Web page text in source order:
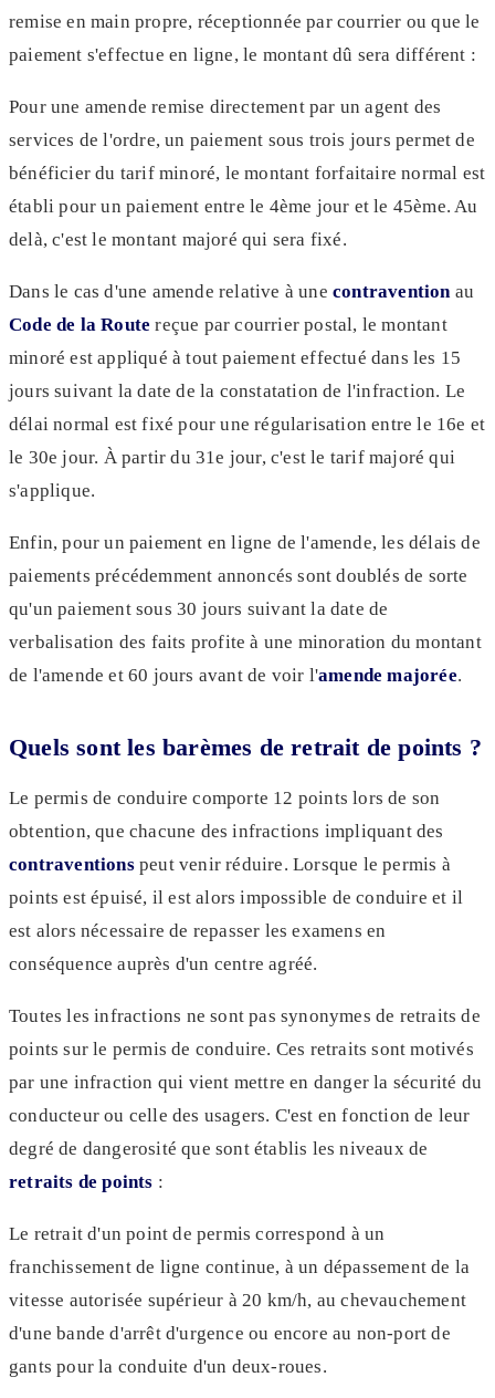
remise en main propre, réceptionnée par courrier ou que le
paiement s'effectue en ligne, le montant dû sera différent :
Pour une amende remise directement par un agent des
services de l'ordre, un paiement sous trois jours permet de
bénéficier du tarif minoré, le montant forfaitaire normal est
établi pour un paiement entre le 4ème jour et le 45ème. Au
delà, c'est le montant majoré qui sera fixé.
Dans le cas d'une amende relative à une contraventionau
Code de la Route reçue par courrier postal, le montant
minoré est appliqué à tout paiement effectué dans les 15
jours suivant la date de la constatation de l'infraction. Le
délai normal est fixé pour une régularisation entre le 16e et
le 30e jour. À partir du 31e jour, c'est le tarif majoré qui
s'applique.
Enfin, pour un paiement en ligne de l'amende, les délais de
paiements précédemment annoncés sont doublés de sorte
qu'un paiement sous 30 jours suivant la date de
verbalisation des faits profite à une minoration du montant
de l'amende et 60 jours avant de voir l'amende majorée.
Quels sont les barèmes de retrait de points ?
Le permis de conduire comporte 12 points lors de son
obtention, que chacune des infractions impliquant des
contraventionspeut venir réduire. Lorsque le permis à
points est épuisé, il est alors impossible de conduire et il
est alors nécessaire de repasser les examens en
conséquence auprès d'un centre agréé.
Toutes les infractions ne sont pas synonymes de retraits de
points sur le permis de conduire. Ces retraits sont motivés
par une infraction qui vient mettre en danger la sécurité du
conducteur ou celle des usagers. C'est en fonction de leur
degré de dangerosité que sont établis les niveaux de
retraits de points :
Le retrait d'un point de permis correspond à un
franchissement de ligne continue, à un dépassement de la
vitesse autorisée supérieur à 20 km/h, au chevauchement
d'une bande d'arrêt d'urgence ou encore au non-port de
gants pour la conduite d'un deux-roues.